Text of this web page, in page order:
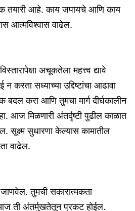
तयारी आहे. काय जपायचे आणि काय
आत्मविश्वास वाढेल.
अचूकतेला महत्त्व द्यावे
करता सध्याच्या उद्दिष्टांचा आढावा
बदल करा आणि तुमचा मार्ग दीर्घकालीन
आज मिळणारी अंतर्दृष्टी पुढील काळात
सूक्ष्म सुधारणा केल्यास कामातील
वाढेल.
तुमची सकारात्मकता
ती अंतर्मुखतेतून प्रकट होईल.